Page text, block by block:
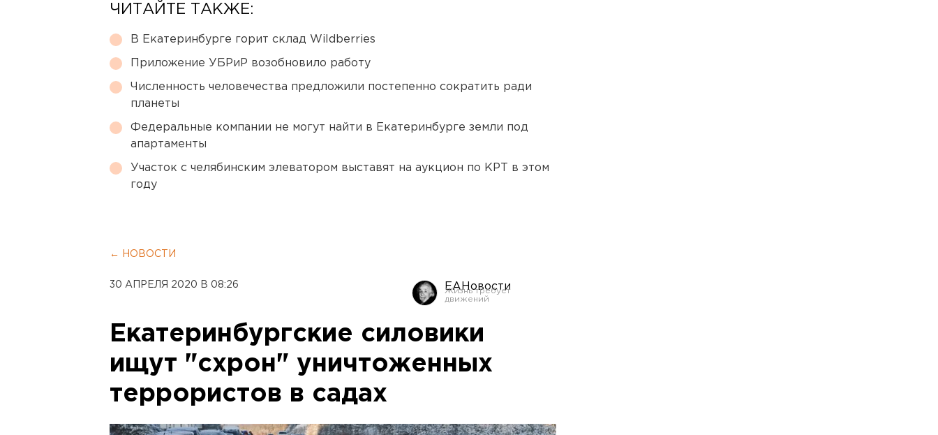
ЧИТАЙТЕ ТАКЖЕ:
В Екатеринбурге горит склад Wildberries
Приложение УБРиР возобновило работу
Численность человечества предложили постепенно сократить ради
планеты
Федеральные компании не могут найти в Екатеринбурге земли под
апартаменты
Участок с челябинским элеватором выставят на аукцион по КРТ в этом
году
← НОВОСТИ
30 АПРЕЛЯ 2020 В 08:26 ЕАНовости
Екатеринбургские силовики
ищут "схрон" уничтоженных
террористов в садах